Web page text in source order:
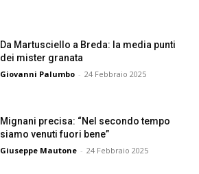
Da Martusciello a Breda: la media punti
dei mister granata
Giovanni Palumbo - 24 Febbraio 2025
Mignani precisa: “Nel secondo tempo
siamo venuti fuori bene”
Giuseppe Mautone - 24 Febbraio 2025